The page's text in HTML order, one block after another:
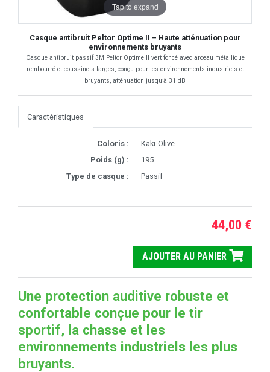
Tap to expand
Casque antibruit Peltor Optime II – Haute atténuation pour
environnements bruyants
Casque antibruit passif 3M Peltor Optime II vert foncé avec arceau métallique
rembourré et coussinets larges, conçu pour les environnements industriels et
bruyants, atténuation jusqu’à 31 dB
Caractéristiques
Coloris :
Kaki-Olive
Poids (g) :
195
Type de casque :
Passif
44,00 €
AJOUTER AU PANIER
Une protection auditive robuste et
confortable conçue pour le tir
sportif, la chasse et les
environnements industriels les plus
bruyants.